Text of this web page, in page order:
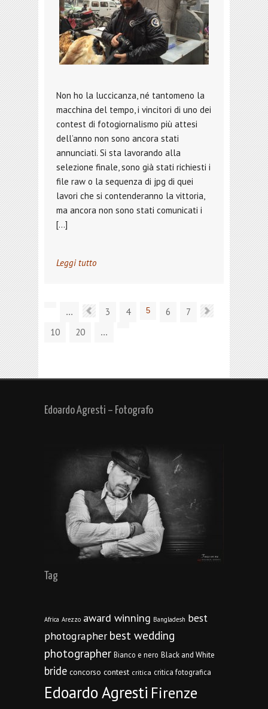
Non ho la luccicanza, né tantomeno la
macchina del tempo, i vincitori di uno dei
contest di fotogiornalismo più attesi
dell’anno non sono ancora stati
annunciati. Si sta lavorando alla
selezione finale, sono già stati richiesti i
file raw o la sequenza di jpg di quei
lavori che si contenderanno la vittoria,
ma ancora non sono stati comunicati i
[…]
Leggi tutto
... 3 4 5 6
7
10
20 ...
Edoardo Agresti – Fotografo
Tag
Africa Arezzo award winning Bangladesh best
photographer best wedding
photographer Bianco e nero Black and White
bride concorso contest critica critica fotografica
Edoardo Agresti Firenze